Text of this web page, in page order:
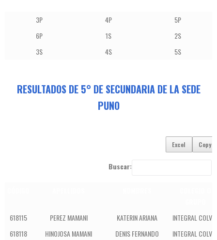
3P 4P
5P
6P
1S
2S
3S
4S 5S
RESULTADOS DE 5° DE SECUNDARIA DE LA SEDE
PUNO
Excel Copy
Buscar:
618115
PEREZ MAMANI KATERIN ARIANA
INTEGRAL
618118
HINOJOSA MAMANI DENIS FERNANDO
INTEGRAL